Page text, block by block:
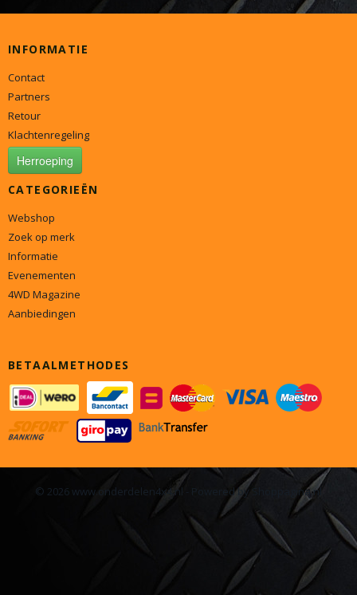
INFORMATIE
Contact
Partners
Retour
Klachtenregeling
Herroeping
CATEGORIEËN
Webshop
Zoek op merk
Informatie
Evenementen
4WD Magazine
Aanbiedingen
BETAALMETHODES
© 2026 www.onderdelen4x4.nl - Powered by Shoppagina.nl